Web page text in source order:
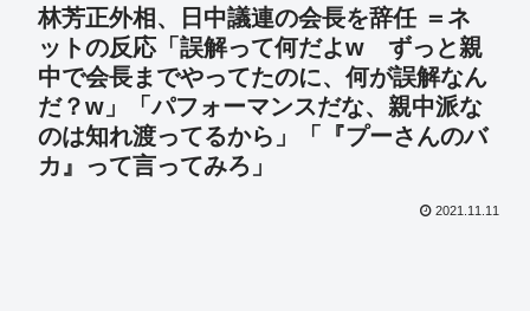
林芳正外相、日中議連の会長を辞任 ＝ネ
ットの反応「誤解って何だよw ずっと親
中で会長までやってたのに、何が誤解なん
だ？w」「パフォーマンスだな、親中派な
のは知れ渡ってるから」「『プーさんのバ
カ』って言ってみろ」
2021.11.11